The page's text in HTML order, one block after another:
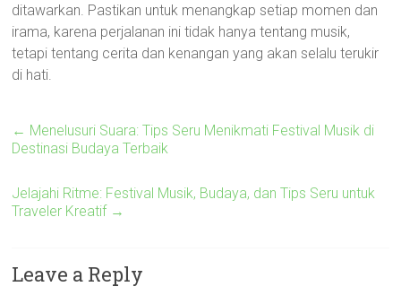
ditawarkan. Pastikan untuk menangkap setiap momen dan
irama, karena perjalanan ini tidak hanya tentang musik,
tetapi tentang cerita dan kenangan yang akan selalu terukir
di hati.
← Menelusuri Suara: Tips Seru Menikmati Festival Musik di
Destinasi Budaya Terbaik
Jelajahi Ritme: Festival Musik, Budaya, dan Tips Seru untuk
Traveler Kreatif →
Leave a Reply